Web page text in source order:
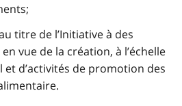
titre de l’Initiative à des
vue de la création, à l’échelle
et d’activités de promotion des